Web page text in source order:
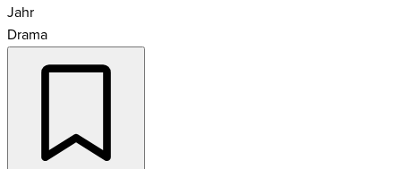
Jahr
Drama